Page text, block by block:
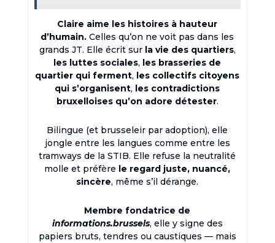
Claire aime les histoires à hauteur
d’humain. Celles qu’on ne voit pas dans les
grands JT. Elle écrit sur la vie des quartiers,
les luttes sociales, les brasseries de
quartier qui ferment, les collectifs citoyens
qui s’organisent, les contradictions
bruxelloises qu’on adore détester.
Bilingue (et brusseleir par adoption), elle
jongle entre les langues comme entre les
tramways de la STIB. Elle refuse la neutralité
molle et préfère le regard juste, nuancé,
sincère, même s’il dérange.
Membre fondatrice de
informations.brussels, elle y signe des
papiers bruts, tendres ou caustiques — mais